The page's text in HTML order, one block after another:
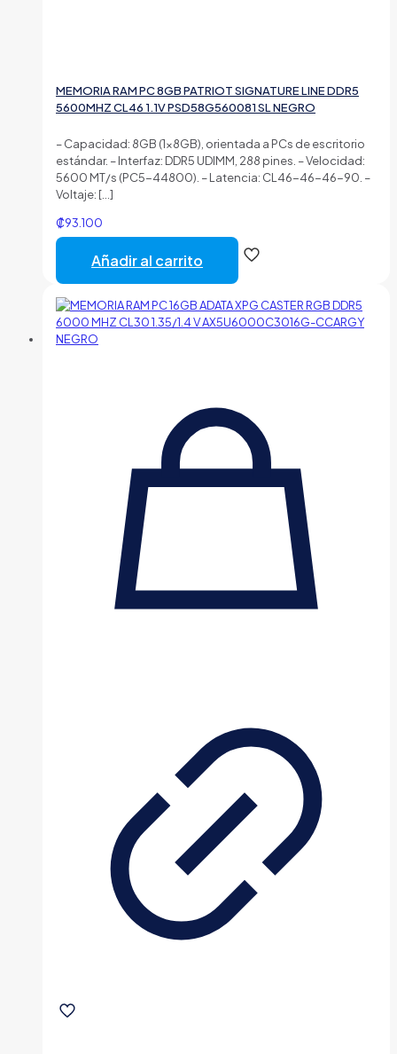
MEMORIA RAM PC 8GB PATRIOT SIGNATURE LINE DDR5
5600MHZ CL46 1.1V PSD58G560081 SL NEGRO
– Capacidad: 8GB (1x8GB), orientada a PCs de escritorio
estándar. – Interfaz: DDR5 UDIMM, 288 pines. – Velocidad:
5600 MT/s (PC5-44800). – Latencia: CL46-46-46-90. –
Voltaje: […]
₡93.100
Añadir al carrito